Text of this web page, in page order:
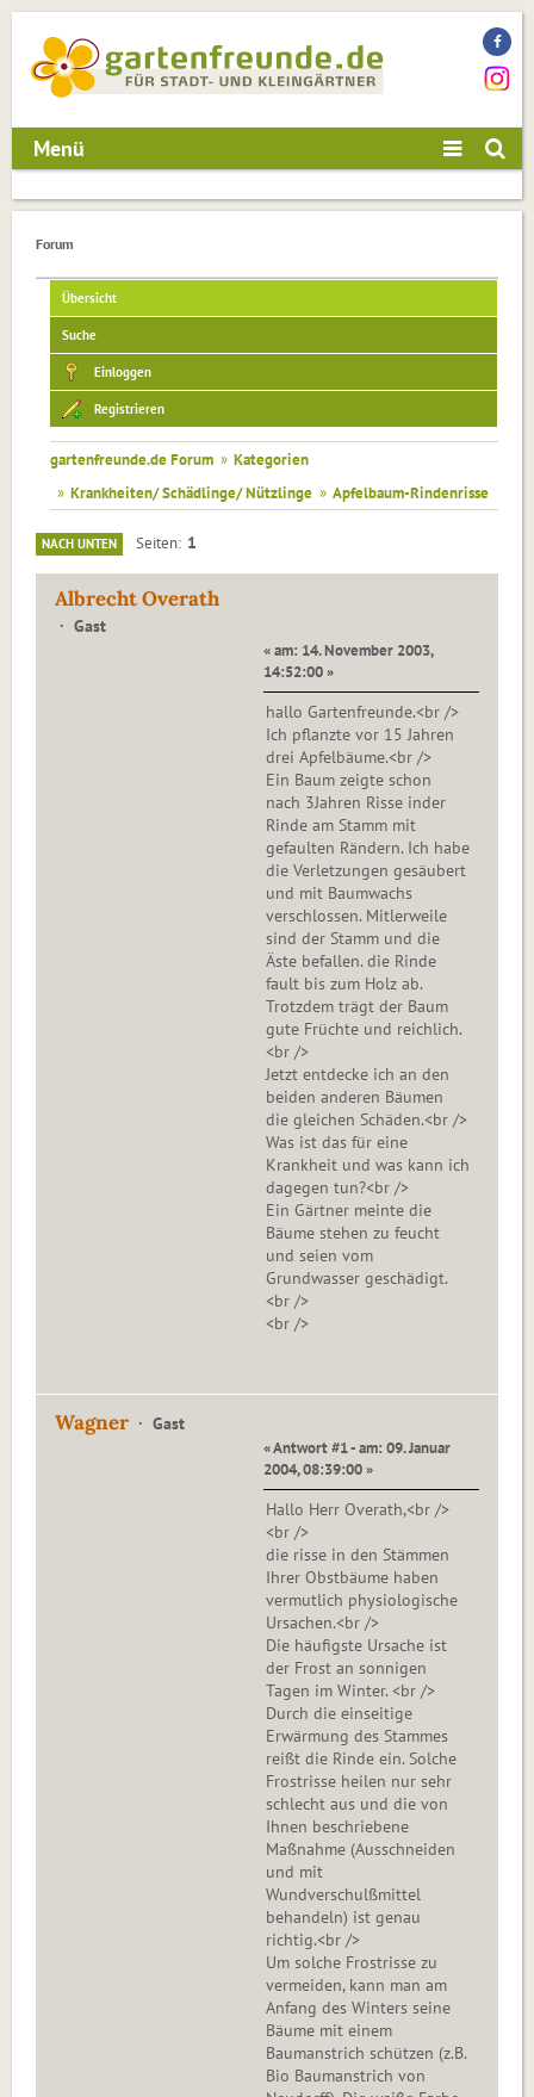
Menü
Forum
Übersicht
Suche
Einloggen
Registrieren
gartenfreunde.de Forum » Kategorien
» Krankheiten/ Schädlinge/ Nützlinge » Apfelbaum-Rindenrisse
NACH UNTEN Seiten 1
Albrecht Overath
Gast
« am: 14. November 2003,
14:52:00 »
hallo Gartenfreunde.<br />
Ich pflanzte vor 15 Jahren
drei Apfelbäume.<br />
Ein Baum zeigte schon
nach 3Jahren Risse inder
Rinde am Stamm mit
gefaulten Rändern. Ich habe
die Verletzungen gesäubert
und mit Baumwachs
verschlossen. Mitlerweile
sind der Stamm und die
Äste befallen. die Rinde
fault bis zum Holz ab.
Trotzdem trägt der Baum
gute Früchte und reichlich.
<br />
Jetzt entdecke ich an den
beiden anderen Bäumen
die gleichen Schäden.<br />
Was ist das für eine
Krankheit und was kann ich
dagegen tun?<br />
Ein Gärtner meinte die
Bäume stehen zu feucht
und seien vom
Grundwasser geschädigt.
<br />
<br />
Wagner Gast
« Antwort #1 - am: 09. Januar
2004, 08:39:00 »
Hallo Herr Overath,<br />
<br />
die risse in den Stämmen
Ihrer Obstbäume haben
vermutlich physiologische
Ursachen.<br />
Die häufigste Ursache ist
der Frost an sonnigen
Tagen im Winter. <br />
Durch die einseitige
Erwärmung des Stammes
reißt die Rinde ein. Solche
Frostrisse heilen nur sehr
schlecht aus und die von
Ihnen beschriebene
Maßnahme (Ausschneiden
und mit
Wundverschulßmittel
behandeln) ist genau
richtig.<br />
Um solche Frostrisse zu
vermeiden, kann man am
Anfang des Winters seine
Bäume mit einem
Baumanstrich schützen (z.B.
Bio Baumanstrich von